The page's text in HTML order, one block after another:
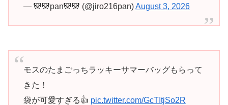
— 🐼🐼pan🐼🐼 (@jiro216pan)August 3, 2026
モスのたまごっちラッキーサマーバッグもらって
きた！
袋が可愛すぎる👍 pic.twitter.com/GcTItjSo2R